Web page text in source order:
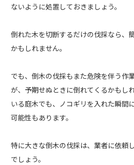
ないように処置しておきましょう。
倒れた木を切断するだけの伐採なら、
かもしれません。
でも、倒木の伐採もまた危険を伴う作
が、予期せぬときに倒れてくるかもし
いる庭木でも、ノコギリを入れた瞬間
可能性もあります。
特に大きな倒木の伐採は、業者に依頼
でしょう。